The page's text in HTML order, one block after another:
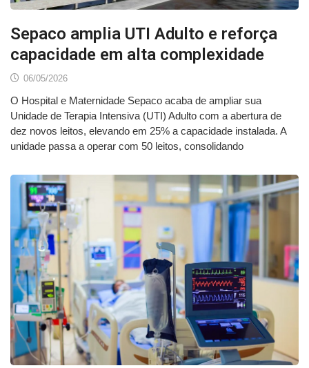
Sepaco amplia UTI Adulto e reforça
capacidade em alta complexidade
06/05/2026
O Hospital e Maternidade Sepaco acaba de ampliar sua
Unidade de Terapia Intensiva (UTI) Adulto com a abertura de
dez novos leitos, elevando em 25% a capacidade instalada. A
unidade passa a operar com 50 leitos, consolidando